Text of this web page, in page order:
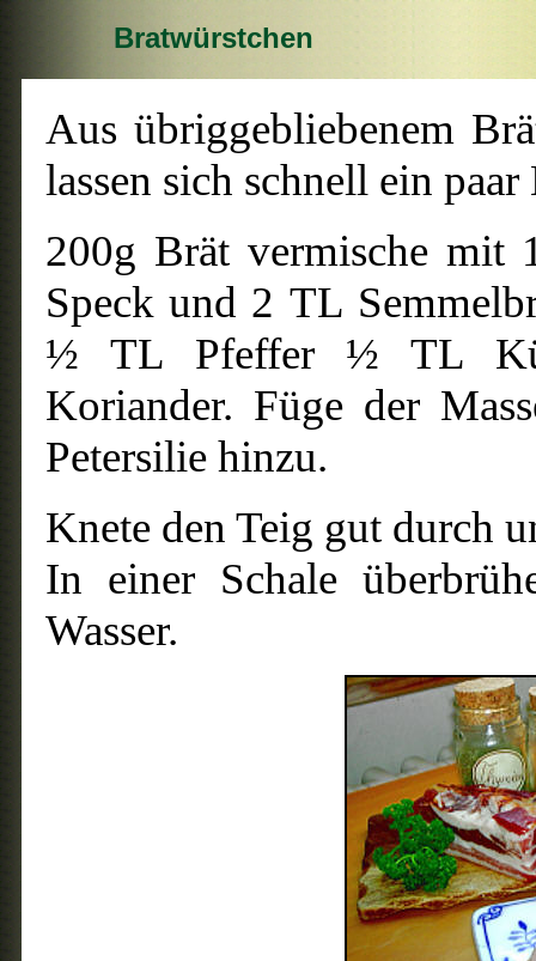
Bratwürstchen
Aus übriggebliebenem
lassen sich schnell ein
200g Brät vermische mit
Speck und 2 TL
½ TL Pfeffer ½ TL
Koriander. Füge der
Petersilie hinzu.
Knete den Teig gut durch
In einer Schale
Wasser.